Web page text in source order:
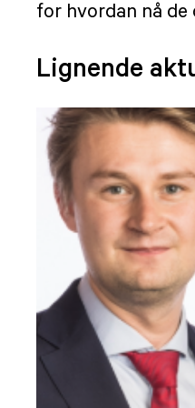
for hvordan nå
Lignende